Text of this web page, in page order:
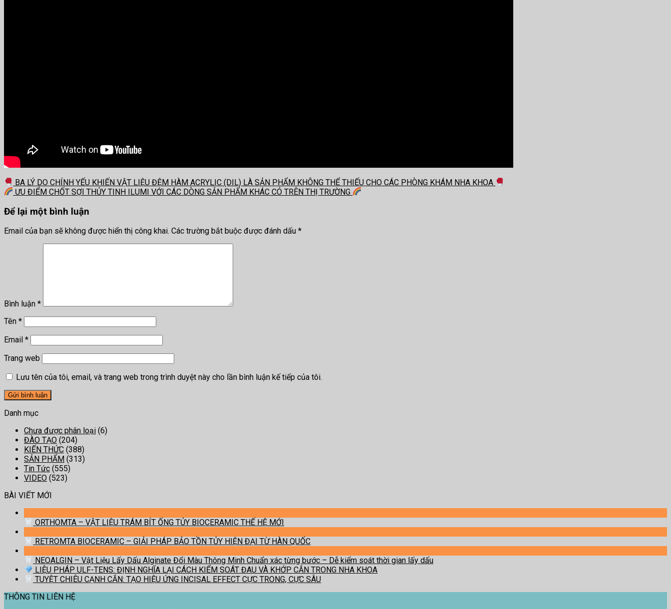
BA LÝ DO CHÍNH YẾU KHIẾN VẬT LIỆU ĐỆM HÀM ACRYLIC (DIL) LÀ SẢN PHẨM KHÔNG THỂ THIẾU CHO CÁC PHÒNG KHÁM NHA KHOA
ƯU ĐIỂM CHỐT SỢI THỦY TINH ILUMI VỚI CÁC DÒNG SẢN PHẨM KHÁC CÓ TRÊN THỊ TRƯỜNG
Để lại một bình luận
Email của bạn sẽ không được hiển thị công khai. Các trường bắt buộc được đánh dấu *
Bình luận *
Tên *
Email *
Trang web
Lưu tên của tôi, email, và trang web trong trình duyệt này cho lần bình luận kế tiếp của tôi.
Danh mục
Chưa được phân loại (6)
ĐÀO TẠO (204)
KIẾN THỨC (388)
SẢN PHẨM (313)
Tin Tức (555)
VIDEO (523)
BÀI VIẾT MỚI
ORTHOMTA – VẬT LIỆU TRÁM BÍT ỐNG TỦY BIOCERAMIC THẾ HỆ MỚI
RETROMTA BIOCERAMIC – GIẢI PHÁP BẢO TỒN TỦY HIỆN ĐẠI TỪ HÀN QUỐC
NEOALGIN – Vật Liệu Lấy Dấu Alginate Đổi Màu Thông Minh Chuẩn xác từng bước – Dễ kiểm soát thời gian lấy dấu
LIỆU PHÁP ULF-TENS: ĐỊNH NGHĨA LẠI CÁCH KIỂM SOÁT ĐAU VÀ KHỚP CẮN TRONG NHA KHOA
TUYỆT CHIÊU CẠNH CẮN: TẠO HIỆU ỨNG INCISAL EFFECT CỰC TRONG, CỰC SÂU
THÔNG TIN LIÊN HỆ